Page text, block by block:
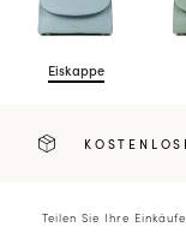
Eiskappe
Teilen Sie Ihre